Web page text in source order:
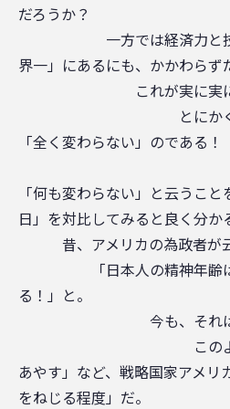
だろうか？
一方では経済力と技術
界一」にあるにも、かかわらず
これが実に実に不思
とにかく、７０
「全く変わらない」のである！
「何も変わらない」と云うこ
日」を対比してみると良く分か
昔、アメリカの為政者が云
「日本人の精神年齢は
る！」と。
今も、それは変わ
このような国「
あやす」など、戦略国家アメリ
をねじる程度」だ。